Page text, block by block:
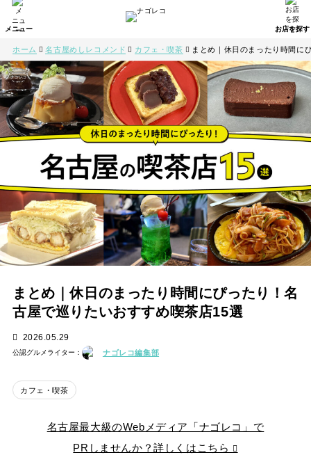
ホーム 名古屋めしレコメンド カフェ・喫茶 まとめ｜休日のまったり時間に
まとめ｜休日のまったり時間にぴったり！名
古屋で巡りたいおすすめ喫茶店15選
2026.05.29
公認グルメライター： ナゴレコ編集部
カフェ・喫茶
名古屋最大級のWebメディア「ナゴレコ」で
PRしませんか？詳しくはこちら